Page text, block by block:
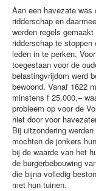
Aan een havezate
ridderschap en
werden regels
ridderschap te
leden in te perken.
toegestaan voor de
belastingvrijdom werd
bewoond. Vanaf 1622
minstens f 25.000,‒
probleem op voor de
niet door voor
Bij uitzondering
mochten de jonkers
bij de waarde van het
de burgerbebouwing
die bijna volledig
met hun tuinen.